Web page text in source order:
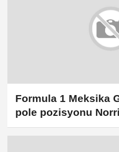
Formula 1 Meksika
pole pozisyonu